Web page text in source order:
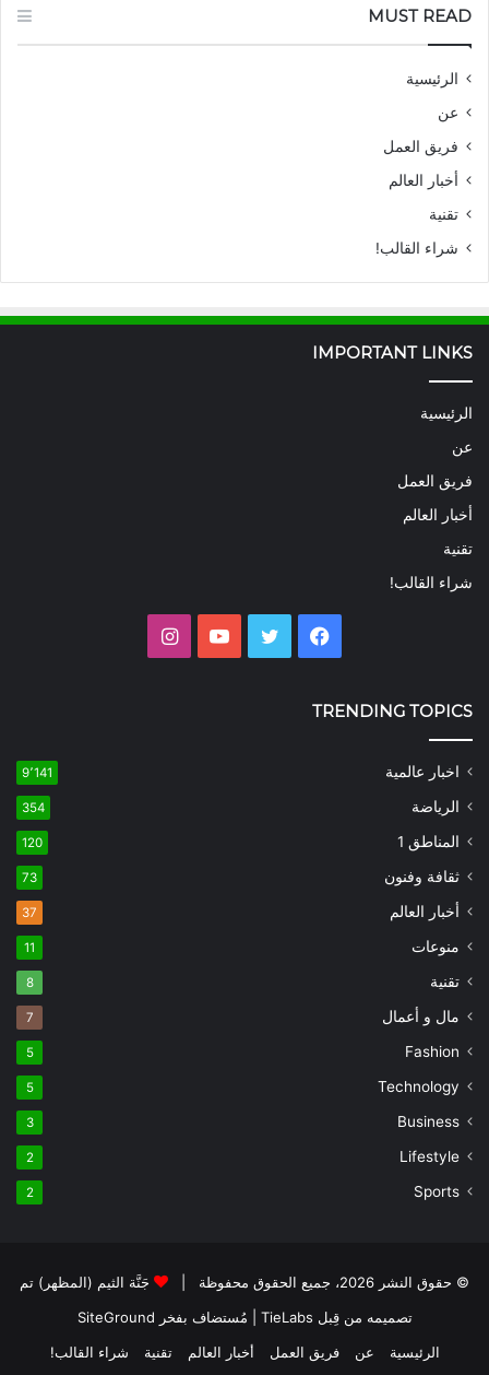
MUST READ
الرئيسية
عن
فريق العمل
أخبار العالم
تقنية
شراء القالب!
IMPORTANT LINKS
الرئيسية
عن
فريق العمل
أخبار العالم
تقنية
شراء القالب!
فيسبوك تويتر يوتيوب
TRENDING TOPICS
اخبار عالمية 9٬141
الرياضة 354
المناطق 1 120
ثقافة وفنون 73
أخبار العالم 37
منوعات 11
تقنية 8
مال و أعمال 7
Fashion
5
Technology
5
Business
3
Lifestyle
2
Sports
2
© حقوق النشر 2026، جميع الحقوق محفوظة |
جَنَّة الثيم (المظهر) تم
تصميمه من قِبل TieLabs
| مُستضاف بفخر SiteGround
الرئيسية
عن فريق العمل أخبار العالم تقنية شراء القالب!